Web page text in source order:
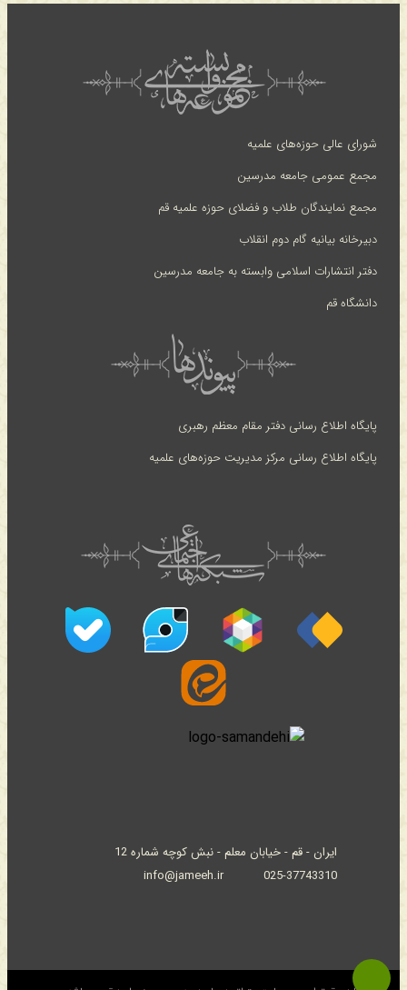
شورای عالی حوزه‌های علمیه
مجمع عمومی جامعه مدرسین
مجمع نمایندگان طلاب و فضلای حوزه علمیه قم
دبیرخانه بیانیه گام دوم انقلاب
دفتر انتشارات اسلامی وابسته به جامعه مدرسین
دانشگاه قم
پایگاه اطلاع رسانی دفتر مقام معظم رهبری
پایگاه اطلاع رسانی مرکز مدیریت حوزه‌های علمیه
ایران - قم - خیابان معلم - نبش کوچه شماره 12
025-37743310
info@jameeh.ir